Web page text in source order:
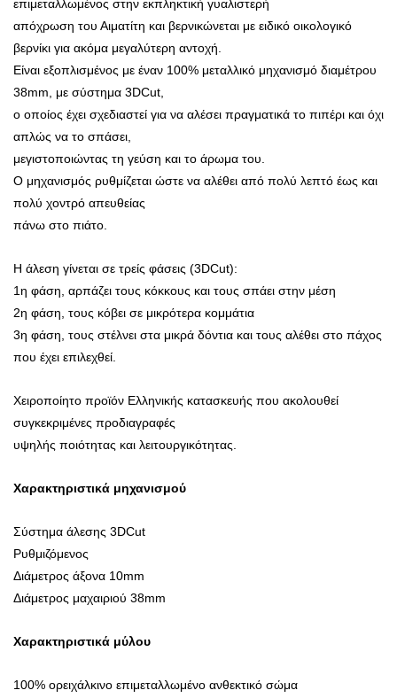
επιμεταλλωμένος στην εκπληκτική γυαλιστερή
απόχρωση του Αιματίτη και βερνικώνεται με ειδικό οικολογικό
βερνίκι για ακόμα μεγαλύτερη αντοχή.
Είναι εξοπλισμένος με έναν 100% μεταλλικό μηχανισμό διαμέτρου
38mm, με σύστημα 3DCut,
ο οποίος έχει σχεδιαστεί για να αλέσει πραγματικά το πιπέρι και όχι
απλώς να το σπάσει,
μεγιστοποιώντας τη γεύση και το άρωμα του.
Ο μηχανισμός ρυθμίζεται ώστε να αλέθει από πολύ λεπτό έως και
πολύ χοντρό απευθείας
πάνω στο πιάτο.
Η άλεση γίνεται σε τρείς φάσεις (3DCut):
1η φάση, αρπάζει τους κόκκους και τους σπάει στην μέση
2η φάση, τους κόβει σε μικρότερα κομμάτια
3η φάση, τους στέλνει στα μικρά δόντια και τους αλέθει στο πάχος
που έχει επιλεχθεί.
Χειροποίητο προϊόν Ελληνικής κατασκευής που ακολουθεί
συγκεκριμένες προδιαγραφές
υψηλής ποιότητας και λειτουργικότητας.
Χαρακτηριστικά μηχανισμού
Σύστημα άλεσης 3DCut
Ρυθμιζόμενος
Διάμετρος άξονα 10mm
Διάμετρος μαχαιριού 38mm
Χαρακτηριστικά μύλου
100% ορειχάλκινο επιμεταλλωμένο ανθεκτικό σώμα